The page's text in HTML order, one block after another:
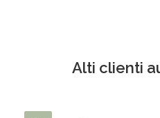
Alti clienti